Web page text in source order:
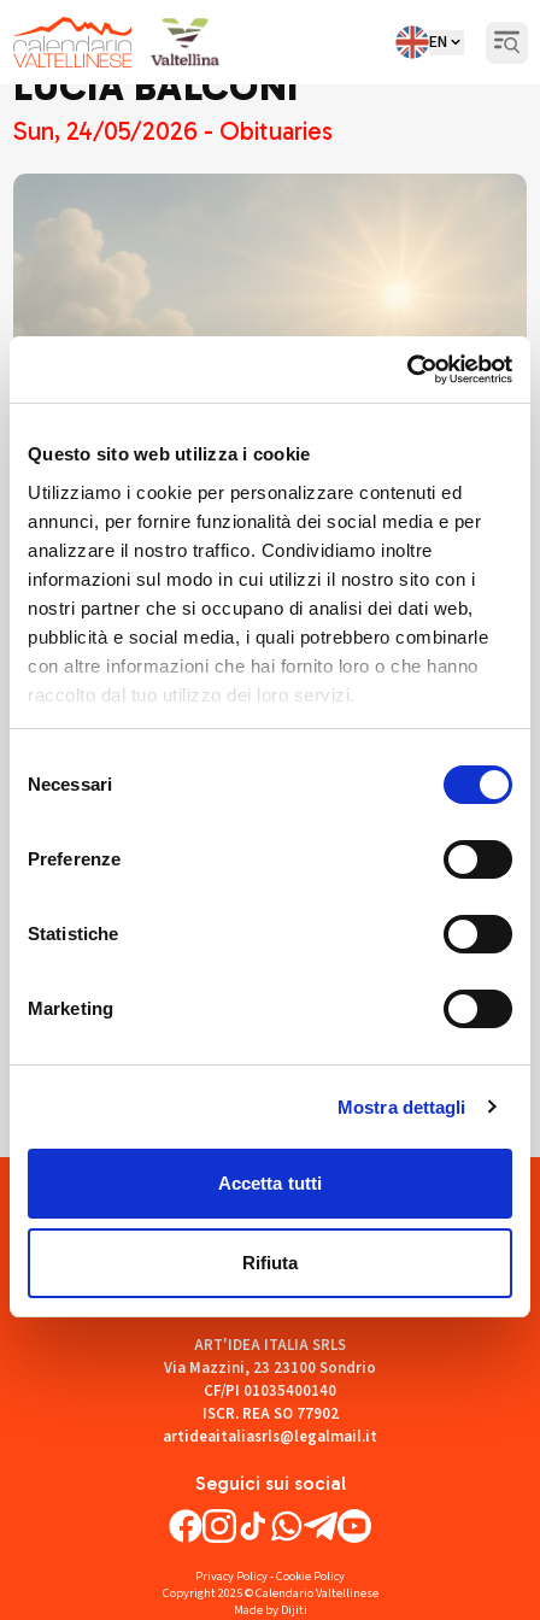
Questo sito web utilizza i cookie
Utilizziamo i cookie per personalizzare contenuti ed
annunci, per fornire funzionalità dei social media e per
analizzare il nostro traffico. Condividiamo inoltre
informazioni sul modo in cui utilizzi il nostro sito con i
nostri partner che si occupano di analisi dei dati web,
pubblicità e social media, i quali potrebbero combinarle
con altre informazioni che hai fornito loro o che hanno
raccolto dal tuo utilizzo dei loro servizi.
delNecessari
Preferenze
Statistiche
Marketing
Mostra dettagli
Accetta tutti
Rifiuta
EN
LUCIA BALCONI
Sun, 24/05/2026 - Obituaries
Sondrio Obituaries
Seguici sui social
ART'IDEA ITALIA SRLS
Via Mazzini, 23 23100 Sondrio
CF/PI 01035400140
ISCR. REA SO 77902
artideaitaliasrls@legalmail.it
Privacy Policy-Cookie Policy
Copyright 2025 © Calendario Valtellinese
Made by Dijiti